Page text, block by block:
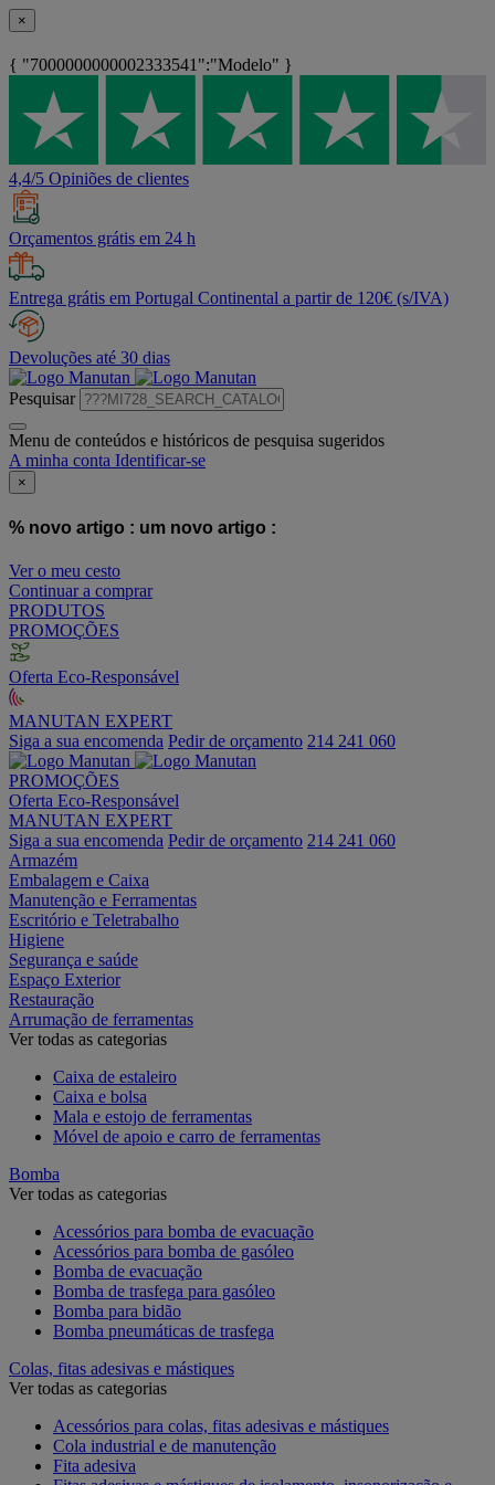
×
{ "7000000000002333541":"Modelo" }
4,4/5 Opiniões de clientes
Orçamentos grátis em 24 h
Entrega grátis em Portugal Continental a partir de 120€ (s/IVA)
Devoluções até 30 dias
Pesquisar
Menu de conteúdos e históricos de pesquisa sugeridos
A minha conta Identificar-se
×
% novo artigo : um novo artigo :
Ver o meu cesto
Continuar a comprar
PRODUTOS
PROMOÇÕES
Oferta Eco-Responsável
MANUTAN EXPERT
Siga a sua encomenda Pedir de orçamento 214 241 060
PROMOÇÕES
Oferta Eco-Responsável
MANUTAN EXPERT
Siga a sua encomenda Pedir de orçamento 214 241 060
Armazém
Embalagem e Caixa
Manutenção e Ferramentas
Escritório e Teletrabalho
Higiene
Segurança e saúde
Espaço Exterior
Restauração
Arrumação de ferramentas
Ver todas as categorias
Caixa de estaleiro
Caixa e bolsa
Mala e estojo de ferramentas
Móvel de apoio e carro de ferramentas
Bomba
Ver todas as categorias
Acessórios para bomba de evacuação
Acessórios para bomba de gasóleo
Bomba de evacuação
Bomba de trasfega para gasóleo
Bomba para bidão
Bomba pneumáticas de trasfega
Colas, fitas adesivas e mástiques
Ver todas as categorias
Acessórios para colas, fitas adesivas e mástiques
Cola industrial e de manutenção
Fita adesiva